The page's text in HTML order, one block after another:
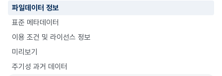
파일데이터 정보
표준 메타데이터
이용 조건 및 라이선스 정보
미리보기
주기성 과거 데이터